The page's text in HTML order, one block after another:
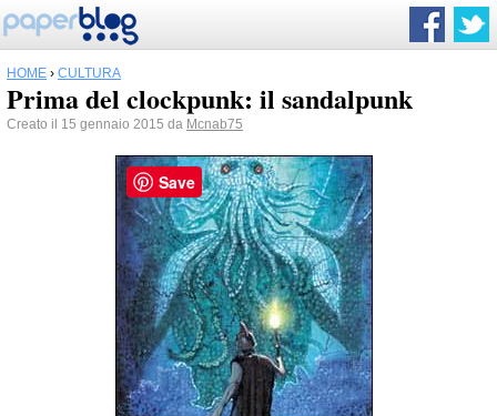
HOME › CULTURA
Prima del clockpunk: il sandalpunk
Creato il 15 gennaio 2015 da Mcnab75
Save